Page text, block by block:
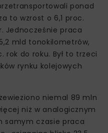
ponad
to wzrost o 6,1 proc.
Jednocześnie praca
mld tonokilometrów,
rok do roku. Był to trzeci
rynku kolejowych
niemal 89 mln
niż w analogicznym
samym czasie praca